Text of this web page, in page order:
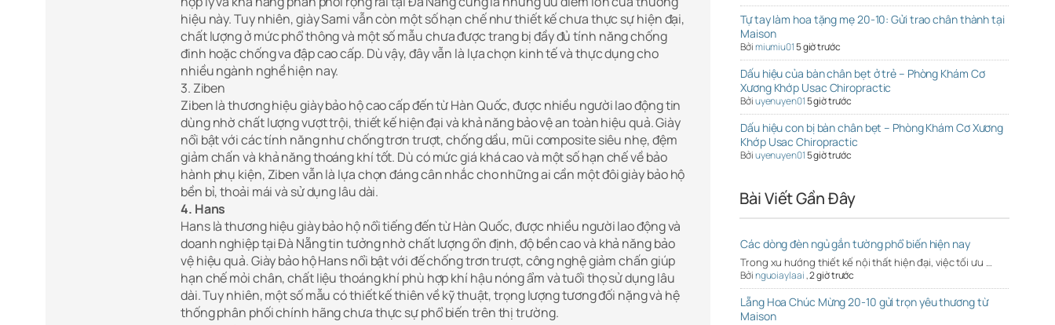
hiệu này. Tuy nhiên, giày Sami vẫn còn một số hạn chế như thiết kế chưa thực sự hiện đại,
chất lượng ở mức phổ thông và một số mẫu chưa được trang bị đầy đủ tính năng chống
đinh hoặc chống va đập cao cấp. Dù vậy, đây vẫn là lựa chọn kinh tế và thực dụng cho
nhiều ngành nghề hiện nay.
3. Ziben
Ziben là thương hiệu giày bảo hộ cao cấp đến từ Hàn Quốc, được nhiều người lao động tin
dùng nhờ chất lượng vượt trội, thiết kế hiện đại và khả năng bảo vệ an toàn hiệu quả. Giày
nổi bật với các tính năng như chống trơn trượt, chống dầu, mũi composite siêu nhẹ, đệm
giảm chấn và khả năng thoáng khí tốt. Dù có mức giá khá cao và một số hạn chế về bảo
hành phụ kiện, Ziben vẫn là lựa chọn đáng cân nhắc cho những ai cần một đôi giày bảo hộ
bền bỉ, thoải mái và sử dụng lâu dài.
4. Hans
Hans là thương hiệu giày bảo hộ nổi tiếng đến từ Hàn Quốc, được nhiều người lao động và
doanh nghiệp tại Đà Nẵng tin tưởng nhờ chất lượng ổn định, độ bền cao và khả năng bảo
vệ hiệu quả. Giày bảo hộ Hans nổi bật với đế chống trơn trượt, công nghệ giảm chấn giúp
hạn chế mỏi chân, chất liệu thoáng khí phù hợp khí hậu nóng ẩm và tuổi thọ sử dụng lâu
dài. Tuy nhiên, một số mẫu có thiết kế thiên về kỹ thuật, trọng lượng tương đối nặng và hệ
thống phân phối chính hãng chưa thực sự phổ biến trên thị trường.
Tự tay làm hoa tặng mẹ 20-10: Gửi trao chân thành tại
Maison
Bởimiumiu015 giờ trước
Dấu hiệu của bàn chân bẹt ở trẻ – Phòng Khám Cơ
Xương Khớp Usac Chiropractic
Bởiuyenuyen015 giờ trước
Dấu hiệu con bị bàn chân bẹt – Phòng Khám Cơ Xương
Khớp Usac Chiropractic
Bởiuyenuyen015 giờ trước
Bài Viết Gần Đây
Các dòng đèn ngủ gắn tường phổ biến hiện nay
Trong xu hướng thiết kế nội thất hiện đại, việc tối ưu …
Bởinguoiaylaai,2 giờ trước
Lẵng Hoa Chúc Mừng 20-10 gửi trọn yêu thương từ
Maison